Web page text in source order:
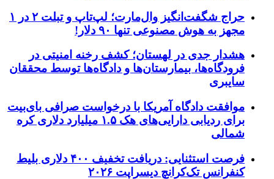
حراج شگفت‌انگیز وال‌مارت؛ لپ‌تاپ و تبلت ۲ در ۱
مجهز به هوش مصنوعی تنها ۹۰ دلار!
هشدار جدی در لهستان؛ کشف رخنه امنیتی در
فرودگاه‌ها، بیمارستان‌ها و دادگاه‌ها توسط محققان
سایبری
موافقت دادگاه آمریکا با درخواست صرافی بای‌بیت
برای ردیابی دارایی‌های هک ۱.۵ میلیارد دلاری کره
شمالی
فرصت استثنایی: دریافت تخفیف ۴۰۰ دلاری بلیط
کنفرانس تک‌کرانچ دیسراپت ۲۰۲۶